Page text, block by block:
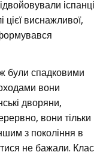
іспанці
цієї виснажливої,
були спадковими
вони
дворяни,
вони тільки
з покоління в
не бажали. Клас